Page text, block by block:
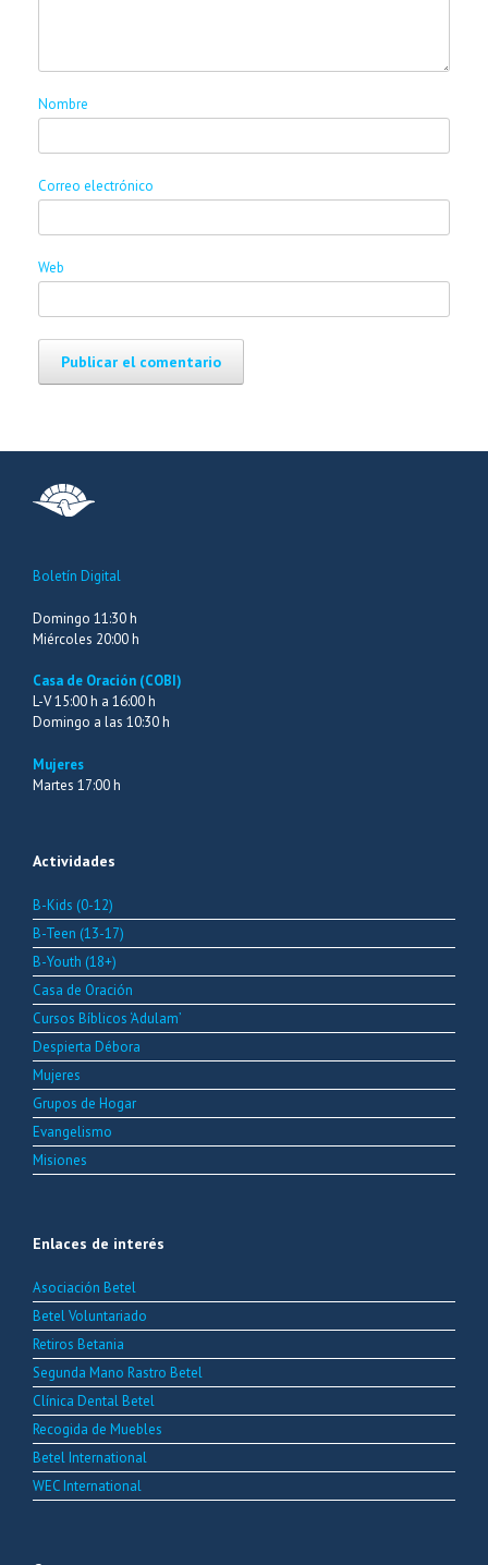
Nombre
Correo electrónico
Web
Boletín Digital
Domingo 11:30 h
Miércoles 20:00 h
Casa de Oración (COBI)
L-V 15:00 h a 16:00 h
Domingo a las 10:30 h
Mujeres
Martes 17:00 h
Actividades
B-Kids (0-12)
B-Teen (13-17)
B-Youth (18+)
Casa de Oración
Cursos Bíblicos ‘Adulam’
Despierta Débora
Mujeres
Grupos de Hogar
Evangelismo
Misiones
Enlaces de interés
Asociación Betel
Betel Voluntariado
Retiros Betania
Segunda Mano Rastro Betel
Clínica Dental Betel
Recogida de Muebles
Betel International
WEC International